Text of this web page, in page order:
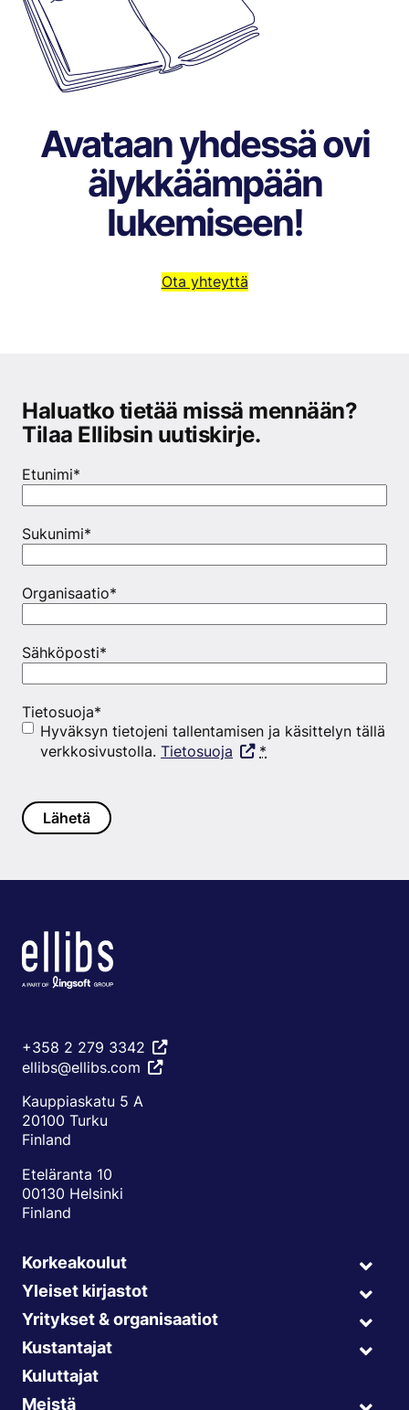
Avataan yhdessä ovi
älykkäämpään
lukemiseen!
Ota yhteyttä
Haluatko tietää missä mennään?
Tilaa Ellibsin uutiskirje.
Etunimi*
Sukunimi*
Organisaatio*
Sähköposti*
Tietosuoja*
Hyväksyn tietojeni tallentamisen ja käsittelyn tällä
verkkosivustolla. Tietosuoja *
+358 2 279 3342
ellibs@ellibs.com
Kauppiaskatu 5 A
20100 Turku
Finland
Eteläranta 10
00130 Helsinki
Finland
Korkeakoulut
menu
Yleiset kirjastot
menu
Yritykset & organisaatiot
menu
Kustantajat
Kuluttajat
Meistä